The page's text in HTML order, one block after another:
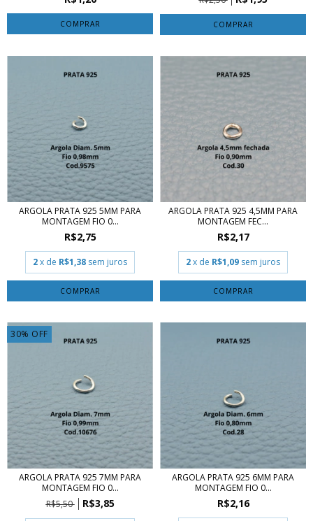
COMPRAR COMPRAR
ARGOLA PRATA 925 5MM PARA
MONTAGEM FIO 0...
R$2,75
2x de R$1,38 sem juros
COMPRAR
ARGOLA PRATA 925 4,5MM PARA
MONTAGEM FEC...
R$2,17
2x de R$1,09 sem juros
COMPRAR
30% OFF
ARGOLA PRATA 925 7MM PARA
MONTAGEM FIO 0...
R$5,50
R$3,85
ARGOLA PRATA 925 6MM PARA
MONTAGEM FIO 0...
R$2,16